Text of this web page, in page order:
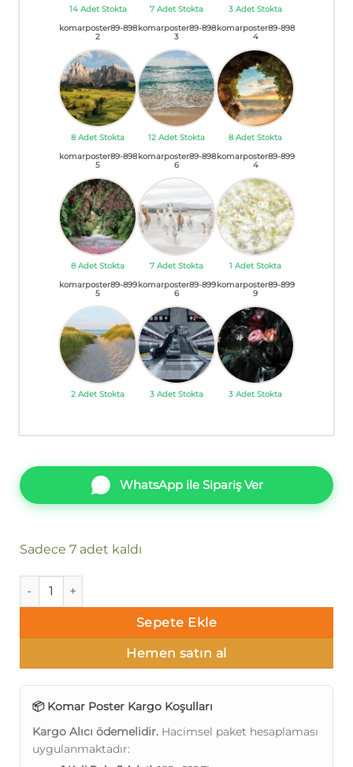
14 Adet Stokta 7 Adet Stokta
3 Adet Stokta
komarposter89-898
2
8 Adet Stokta
komarposter89-898
3
12 Adet Stokta
komarposter89-898
4
8 Adet Stokta
komarposter89-898
5
8 Adet Stokta
komarposter89-898
6
7 Adet Stokta
komarposter89-899
4
1 Adet Stokta
komarposter89-899
5
2 Adet Stokta
komarposter89-899
6
3 Adet Stokta
komarposter89-899
9
3 Adet Stokta
WhatsApp ile Sipariş Ver
Sadece 7 adet kaldı
Komar Poster 89 8-980 adet
Sepete Ekle
Hemen satın al
📦 Komar Poster Kargo Koşulları
Kargo Alıcı ödemelidir. Hacimsel paket hesaplaması
uygulanmaktadır: